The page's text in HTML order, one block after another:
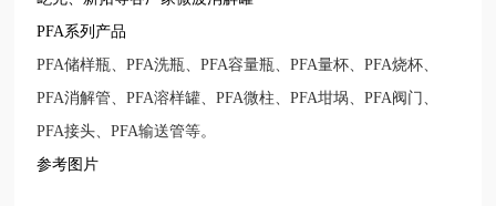
PFA系列产品
PFA储样瓶、PFA洗瓶、PFA容量瓶、PFA量杯、PFA烧杯、
PFA消解管、PFA溶样罐、PFA微柱、PFA坩埚、PFA阀门、
PFA接头、PFA输送管等。
参考图片